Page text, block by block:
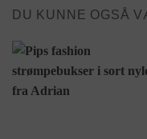
DU KUNNE OGSÅ